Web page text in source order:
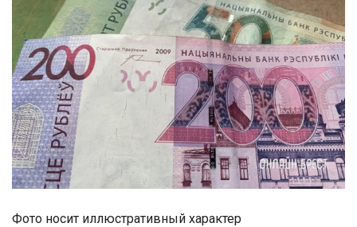
Фото носит иллюстративный характер